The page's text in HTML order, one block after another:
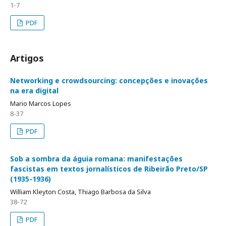
1-7
PDF
Artigos
Networking e crowdsourcing: concepções e inovações
na era digital
Mario Marcos Lopes
8-37
PDF
Sob a sombra da águia romana: manifestações
fascistas em textos jornalísticos de Ribeirão Preto/SP
(1935-1936)
William Kleyton Costa, Thiago Barbosa da Silva
38-72
PDF